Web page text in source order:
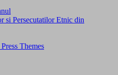
si Persecutatilor Etnic din
Themes